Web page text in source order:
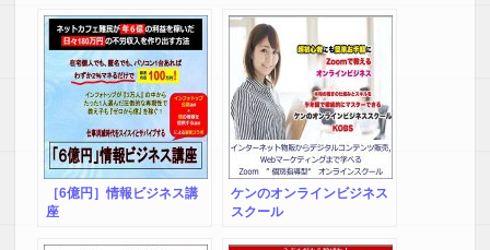
［6億円］情報ビジネス講
座
ケンのオンラインビジネス
スクール